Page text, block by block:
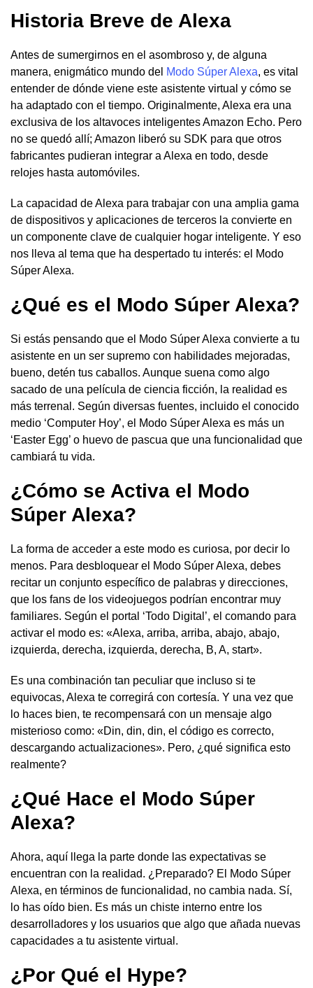
Historia Breve de Alexa
Antes de sumergirnos en el asombroso y, de alguna
manera, enigmático mundo del Modo Súper Alexa, es vital
entender de dónde viene este asistente virtual y cómo se
ha adaptado con el tiempo. Originalmente, Alexa era una
exclusiva de los altavoces inteligentes Amazon Echo. Pero
no se quedó allí; Amazon liberó su SDK para que otros
fabricantes pudieran integrar a Alexa en todo, desde
relojes hasta automóviles.
La capacidad de Alexa para trabajar con una amplia gama
de dispositivos y aplicaciones de terceros la convierte en
un componente clave de cualquier hogar inteligente. Y eso
nos lleva al tema que ha despertado tu interés: el Modo
Súper Alexa.
¿Qué es el Modo Súper Alexa?
Si estás pensando que el Modo Súper Alexa convierte a tu
asistente en un ser supremo con habilidades mejoradas,
bueno, detén tus caballos. Aunque suena como algo
sacado de una película de ciencia ficción, la realidad es
más terrenal. Según diversas fuentes, incluido el conocido
medio ‘Computer Hoy’, el Modo Súper Alexa es más un
‘Easter Egg’ o huevo de pascua que una funcionalidad que
cambiará tu vida.
¿Cómo se Activa el Modo
Súper Alexa?
La forma de acceder a este modo es curiosa, por decir lo
menos. Para desbloquear el Modo Súper Alexa, debes
recitar un conjunto específico de palabras y direcciones,
que los fans de los videojuegos podrían encontrar muy
familiares. Según el portal ‘Todo Digital’, el comando para
activar el modo es: «Alexa, arriba, arriba, abajo, abajo,
izquierda, derecha, izquierda, derecha, B, A, start».
Es una combinación tan peculiar que incluso si te
equivocas, Alexa te corregirá con cortesía. Y una vez que
lo haces bien, te recompensará con un mensaje algo
misterioso como: «Din, din, din, el código es correcto,
descargando actualizaciones». Pero, ¿qué significa esto
realmente?
¿Qué Hace el Modo Súper
Alexa?
Ahora, aquí llega la parte donde las expectativas se
encuentran con la realidad. ¿Preparado? El Modo Súper
Alexa, en términos de funcionalidad, no cambia nada. Sí,
lo has oído bien. Es más un chiste interno entre los
desarrolladores y los usuarios que algo que añada nuevas
capacidades a tu asistente virtual.
¿Por Qué el Hype?